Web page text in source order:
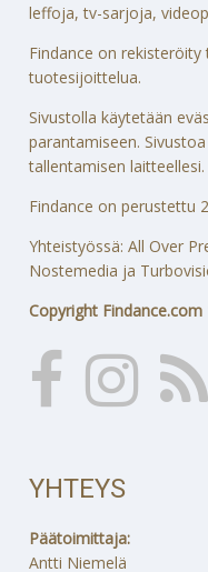
leffoja, tv-sarjoja,
Findance on
tuotesijoittelua.
Sivustolla käytetään
parantamiseen.
tallentamisen
Findance on perustettu
Yhteistyössä: All Over
Nostemedia ja
Copyright
YHTEYS
Päätoimittaja:
Antti Niemelä